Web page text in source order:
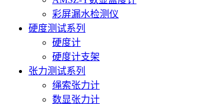
彩屏漏水检测仪
硬度测试系列
硬度计
硬度计支架
张力测试系列
绳索张力计
数显张力计